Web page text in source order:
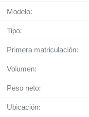
Modelo:
Tipo:
Primera matriculación:
Volumen:
Peso neto:
Ubicación: